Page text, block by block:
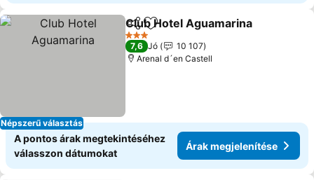
Népszerű választás
Megosztás
Hozzáadás a kedvencekhez
Club Hotel Aguamarina
3 Kategória
7,6 Jó
10 107
Arenal d´en Castell
A pontos árak megtekintéséhez
válasszon dátumokat
Árak megjelenítése